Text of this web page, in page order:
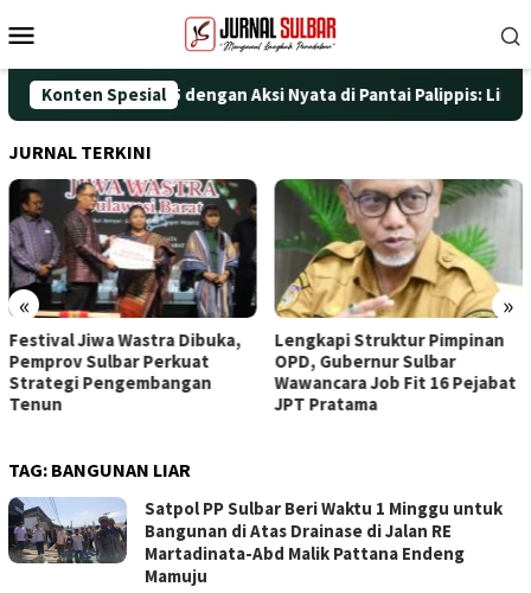
ke
Mobile
Konten Spesial
HUT ke-25 dengan Aksi Nyata di Pantai Palippis:
JURNAL TERKINI
« »
Festival Jiwa Wastra Dibuka,
Pemprov Sulbar Perkuat
Strategi Pengembangan
Tenun
Lengkapi Struktur Pimpinan
OPD, Gubernur Sulbar
Wawancara Job Fit 16 Pejabat
JPT Pratama
TAG: BANGUNAN LIAR
Satpol PP Sulbar Beri Waktu 1 Minggu untuk
Bangunan di Atas Drainase di Jalan RE
Martadinata-Abd Malik Pattana Endeng
Mamuju